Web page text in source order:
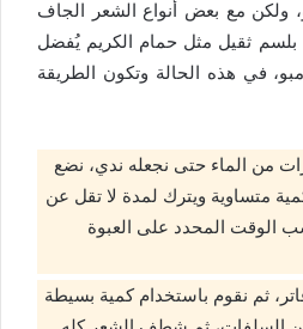
ولكن مع بعض أنواع الشعر الجاف
بلسم ثقيل مثل حمام الكريم يُفضل
في هذه الحالة وتكون الطريقة
من الماء حتى نجعله ندي، نضع
متساوية ويترك لمدة لا تقل عن
الوقت المحدد على العبوة
ثم نقوم باستخدام كمية بسيطة